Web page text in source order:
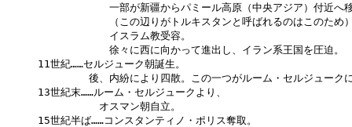
一部が新疆からパミール高原（中央アジア）付近へ移
（この辺りがトルキスタンと呼ばれるのはこのため
イスラム教受容。
徐々に西に向かって進出し、イラン系王国を圧迫。
11世紀……セルジューク朝誕生。
後、内紛により四散。この一つがルーム・セルジューク
13世紀末……ルーム・セルジュークより、
オスマン朝自立。
15世紀半ば……コンスタンティノ・ポリス奪取。